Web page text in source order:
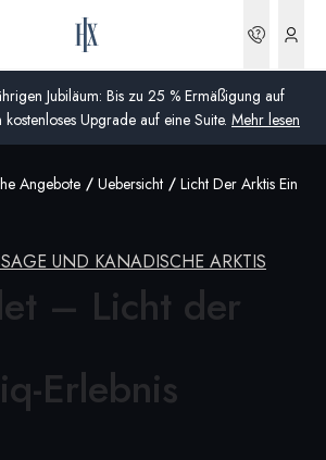
Jubiläum: Bis zu 25 % Ermäßigung auf
Upgrade auf eine Suite. Mehr lesen
Königreich (England, Schottland, Wales
Angebote Uebersicht Licht Der Arktis Ein
UND KANADISCHE ARKTIS
– Licht der
Erlebnis